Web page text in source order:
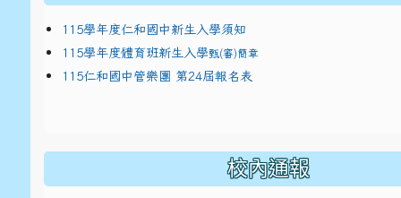
115學年度仁和國中新生入學須知
115學年度體育班新生入學甄(審)簡章
115仁和國中管樂團 第24屆報名表
校內通報